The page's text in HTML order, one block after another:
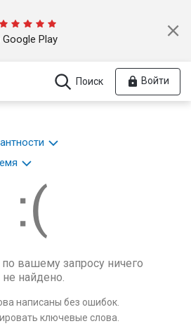
Google Play
Поиск Войти
вашему запросу ничего
не найдено.
написаны без ошибок.
ключевые слова.